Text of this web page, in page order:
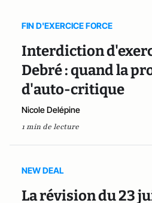
FIN D'EXERCICE FORCE
Interdiction
Debré : quand la
d'auto-critique
Nicole Delépine
1 min de lecture
NEW DEAL
La révision du 23